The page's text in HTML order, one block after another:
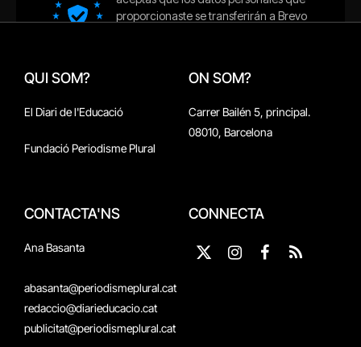
QUI SOM?
El Diari de l'Educació
Fundació Periodisme Plural
ON SOM?
Carrer Bailén 5, principal.
08010, Barcelona
CONTACTA'NS
Ana Basanta
abasanta@periodismeplural.cat
redaccio@diarieducacio.cat
publicitat@periodismeplural.cat
CONNECTA
X
InstagramFacebook
RSS